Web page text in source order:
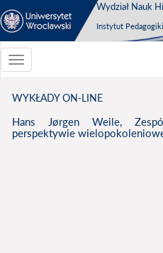
Wydział Nauk
Instytut Pedagogiki
Toggle
navigationToggle
WYKŁADY ON-LINE
Hans Jørgen Weile,
perspektywie